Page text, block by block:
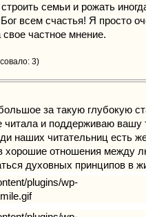
семьи и рожать
всем счастья! Я просто
частное мнение.
3)
за такую глубокую
и поддерживаю вашу
наших читательниц есть
хорошие отношения между
духовных принципов в